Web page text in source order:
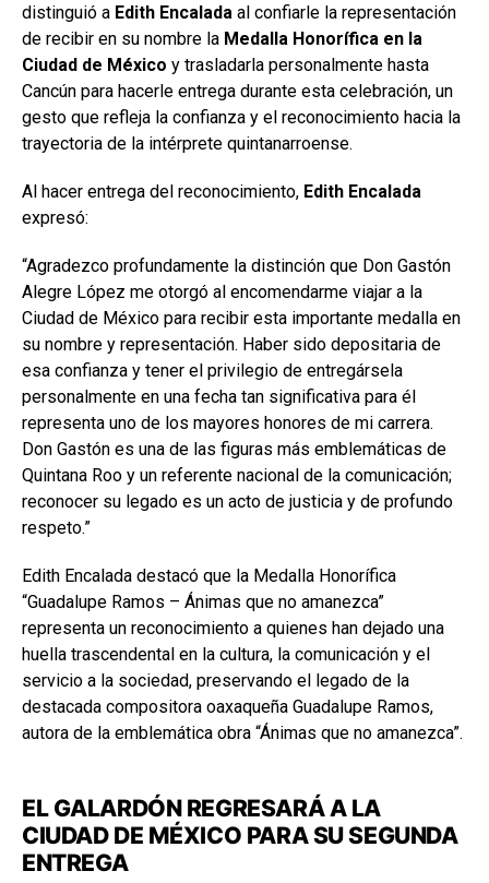
distinguió a Edith Encalada al confiarle la representación
de recibir en su nombre la Medalla Honorífica en la
Ciudad de México y trasladarla personalmente hasta
Cancún para hacerle entrega durante esta celebración, un
gesto que refleja la confianza y el reconocimiento hacia la
trayectoria de la intérprete quintanarroense.
Al hacer entrega del reconocimiento, Edith Encalada
expresó:
“Agradezco profundamente la distinción que Don Gastón
Alegre López me otorgó al encomendarme viajar a la
Ciudad de México para recibir esta importante medalla en
su nombre y representación. Haber sido depositaria de
esa confianza y tener el privilegio de entregársela
personalmente en una fecha tan significativa para él
representa uno de los mayores honores de mi carrera.
Don Gastón es una de las figuras más emblemáticas de
Quintana Roo y un referente nacional de la comunicación;
reconocer su legado es un acto de justicia y de profundo
respeto.”
Edith Encalada destacó que la Medalla Honorífica
“Guadalupe Ramos – Ánimas que no amanezca”
representa un reconocimiento a quienes han dejado una
huella trascendental en la cultura, la comunicación y el
servicio a la sociedad, preservando el legado de la
destacada compositora oaxaqueña Guadalupe Ramos,
autora de la emblemática obra “Ánimas que no amanezca”.
EL GALARDÓN REGRESARÁ A LA
CIUDAD DE MÉXICO PARA SU SEGUNDA
ENTREGA